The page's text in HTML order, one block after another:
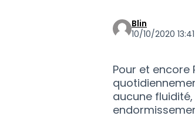
Blin
10/10/2020 13:41
Pour et encore
aucune